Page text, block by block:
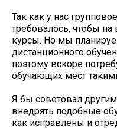
Так как у нас
требовалось, чтобы
курсы. Но мы
дистанционного
поэтому вскоре
обучающих мест
Я бы советовал
внедрять подобные
как исправлены и